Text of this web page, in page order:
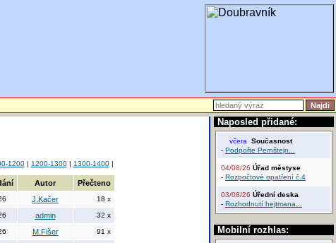
Naposled přidané:
včera Současnost
- Podpořte Pernštejn...
04/08/26 Úřad městyse
- Rozpočtové opatření č.4
03/08/26 Úřední deska
- Rozhodnutí hejtmana...
Mobilní rozhlas:
1200| 1200-1300| 1300-1400|
Autor
Přečteno
J.Kačer 18 x
admin 32 x
M.Fišer 91 x